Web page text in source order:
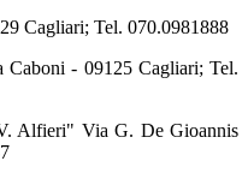
Cagliari; Tel. 070.0981888
- 09125 Cagliari; Tel.
Alfieri" Via G. De Gioannis